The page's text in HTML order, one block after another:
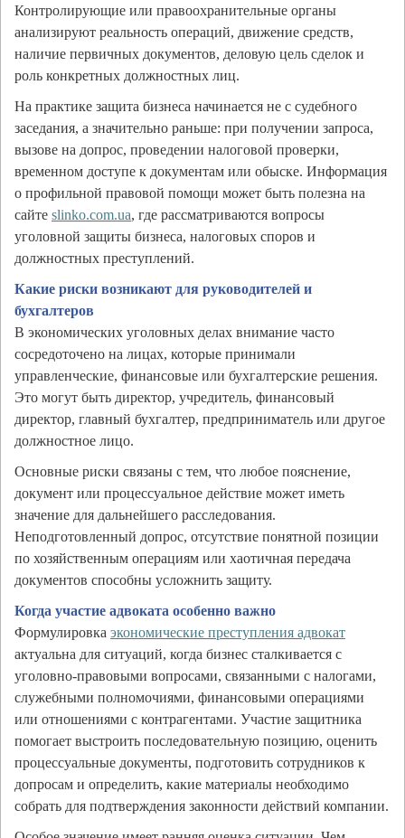
Контролирующие или правоохранительные органы
анализируют реальность операций, движение средств,
наличие первичных документов, деловую цель сделок и
роль конкретных должностных лиц.
На практике защита бизнеса начинается не с судебного
заседания, а значительно раньше: при получении запроса,
вызове на допрос, проведении налоговой проверки,
временном доступе к документам или обыске. Информация
о профильной правовой помощи может быть полезна на
сайте slinko.com.ua, где рассматриваются вопросы
уголовной защиты бизнеса, налоговых споров и
должностных преступлений.
Какие риски возникают для руководителей и
бухгалтеров
В экономических уголовных делах внимание часто
сосредоточено на лицах, которые принимали
управленческие, финансовые или бухгалтерские решения.
Это могут быть директор, учредитель, финансовый
директор, главный бухгалтер, предприниматель или другое
должностное лицо.
Основные риски связаны с тем, что любое пояснение,
документ или процессуальное действие может иметь
значение для дальнейшего расследования.
Неподготовленный допрос, отсутствие понятной позиции
по хозяйственным операциям или хаотичная передача
документов способны усложнить защиту.
Когда участие адвоката особенно важно
Формулировка экономические преступления адвокат
актуальна для ситуаций, когда бизнес сталкивается с
уголовно-правовыми вопросами, связанными с налогами,
служебными полномочиями, финансовыми операциями
или отношениями с контрагентами. Участие защитника
помогает выстроить последовательную позицию, оценить
процессуальные документы, подготовить сотрудников к
допросам и определить, какие материалы необходимо
собрать для подтверждения законности действий компании.